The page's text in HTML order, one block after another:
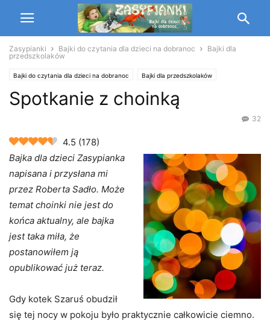
Zasypianki Bajki do czytania dla dzieci na dobranoc
Bajki dla
przedszkolaków
Bajki do czytania dla dzieci na dobranoc Bajki dla przedszkolaków
Bajki dla niemowląt polskie bajki
Spotkanie z choinką
32
4.5 (178)
Bajka dla dzieci Zasypianka
napisana i przysłana mi
przez Roberta Sadło. Może
temat choinki nie jest do
końca aktualny, ale bajka
jest taka miła, że
postanowiłem ją
opublikować już teraz.
Gdy kotek Szaruś obudził
się tej nocy w pokoju było praktycznie całkowicie ciemno.